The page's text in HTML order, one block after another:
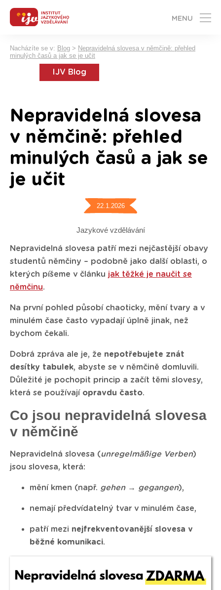
MENU
Nacházíte se v: Blog > Nepravidelná slovesa v němčině: přehled
minulých časů a jak se je učit
IJV Blog
Nepravidelná slovesa
v němčině: přehled
minulých časů a jak se
je učit
22.1.2026
Jazykové vzdělávání
Nepravidelná slovesa patří mezi nejčastější obavy
studentů němčiny – podobně jako další oblasti, o
kterých píšeme v článku jak těžké je naučit se
němčinu.
Na první pohled působí chaoticky, mění tvary a v
minulém čase často vypadají úplně jinak, než
bychom čekali.
Dobrá zpráva ale je, že nepotřebujete znát
desítky tabulek, abyste se v němčině domluvili.
Důležité je pochopit princip a začít těmi slovesy,
která se používají opravdu často.
Co jsou nepravidelná slovesa
v němčině
Nepravidelná slovesa (unregelmäßige Verben)
jsou slovesa, která:
mění kmen (např. gehen → gegangen),
nemají předvídatelný tvar v minulém čase,
patří mezi nejfrekventovanější slovesa v
běžné komunikaci.